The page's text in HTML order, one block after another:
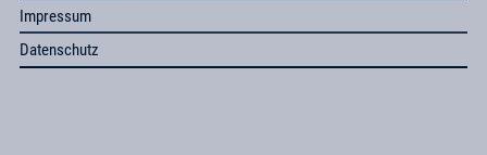
Impressum
Datenschutz